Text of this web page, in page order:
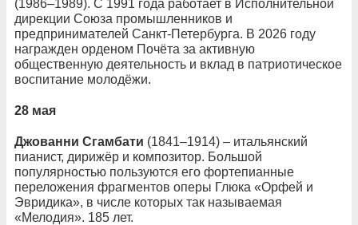
(1986–1989). С 1991 года работает в Исполнительной
дирекции Союза промышленников и
предпринимателей Санкт-Петербурга. В 2026 году
награжден орденом Почёта за активную
общественную деятельность и вклад в патриотическое
воспитание молодёжи.
28 мая
Джованни Сгамбати (1841–1914) – итальянский
пианист, дирижёр и композитор. Большой
популярностью пользуются его фортепианные
переложения фрагментов оперы Глюка «Орфей и
Эвридика», в числе которых так называемая
«Мелодия». 185 лет.